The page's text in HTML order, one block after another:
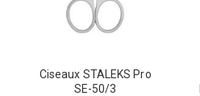
Ciseaux STALEKS Pro
SE-50/3